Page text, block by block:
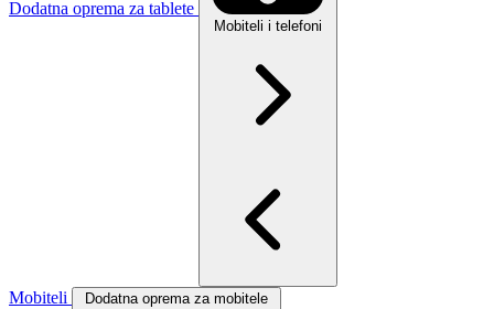
Dodatna oprema za tablete
Mobiteli i telefoni
Mobiteli Dodatna oprema za mobitele